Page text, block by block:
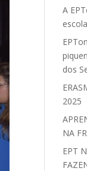
A
dos
2025
NA
EPT